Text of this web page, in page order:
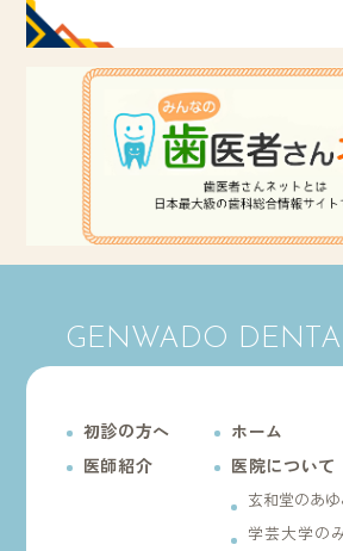
GENWADO
初診の方へ
ホーム
医師紹介
医院について
玄和堂のあ
学芸大学の